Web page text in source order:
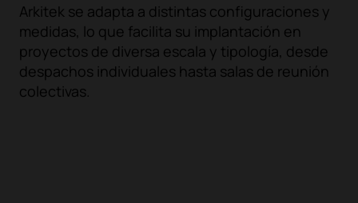
Arkitek se adapta a distintas configuraciones y
medidas, lo que facilita su implantación en
proyectos de diversa escala y tipología, desde
despachos individuales hasta salas de reunión
colectivas.